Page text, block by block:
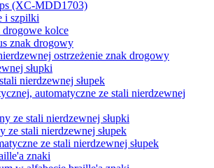
(XC-MDD1703)
i szpilki
drogowe kolce
znak drogowy
ostrzeżenie znak drogowy
słupki
nierdzewnej słupek
automatyczne ze stali nierdzewnej
ze stali nierdzewnej słupki
ze stali nierdzewnej słupek
ze stali nierdzewnej słupek
znaki